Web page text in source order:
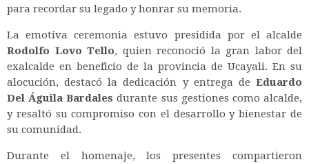
para recordar su legado y honrar su memoria.
La emotiva ceremonia estuvo presidida por el alcalde
Rodolfo Lovo Tello, quien reconoció la gran labor del
exalcalde en beneficio de la provincia de Ucayali. En su
alocución, destacó la dedicación y entrega de Eduardo
Del Águila Bardales durante sus gestiones como alcalde,
y resaltó su compromiso con el desarrollo y bienestar de
su comunidad.
Durante el homenaje, los presentes compartieron